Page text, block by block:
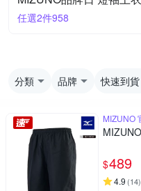
任選2件958
分類 品牌 快速到貨
MIZUNO
$489
4.9 (14)